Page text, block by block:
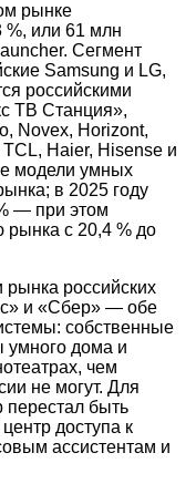
рынке
%, или 61 млн
Сегмент
Samsung и LG,
российскими
ТВ Станция»,
Novex, Horizont,
Haier, Hisense и
модели умных
в 2025 году
— при этом
рынка с 20,4 % до
российских
и «Сбер» — обе
собственные
дома и
чем
не могут. Для
перестал быть
доступа к
ассистентам и